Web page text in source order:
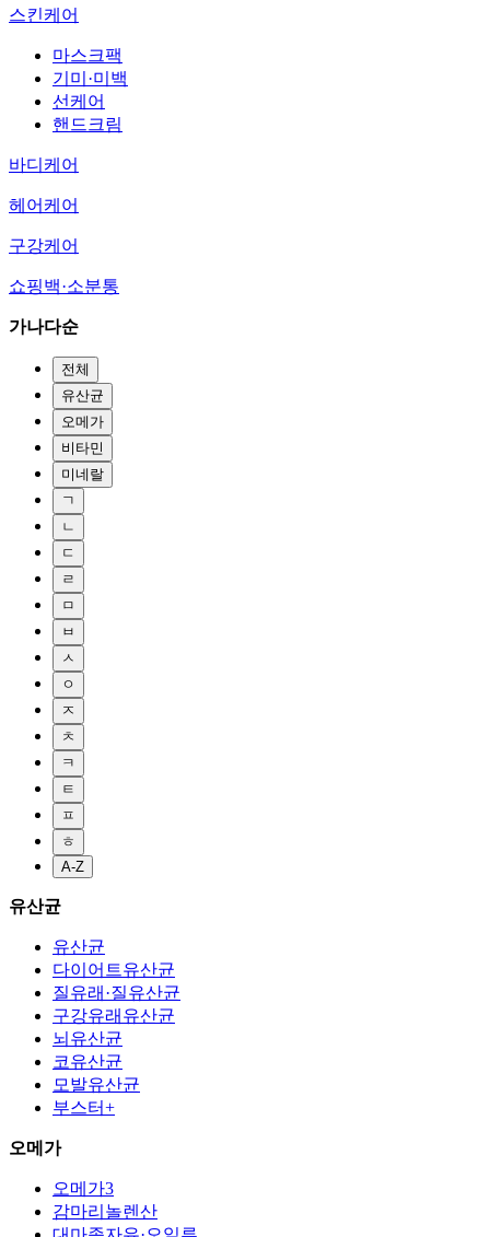
스킨케어
마스크팩
기미·미백
선케어
핸드크림
바디케어
헤어케어
구강케어
쇼핑백·소분통
가나다순
전체
유산균
오메가
비타민
미네랄
ㄱ
ㄴ
ㄷ
ㄹ
ㅁ
ㅂ
ㅅ
ㅇ
ㅈ
ㅊ
ㅋ
ㅌ
ㅍ
ㅎ
A-Z
유산균
유산균
다이어트유산균
질유래·질유산균
구강유래유산균
뇌유산균
코유산균
모발유산균
부스터+
오메가
오메가3
감마리놀렌산